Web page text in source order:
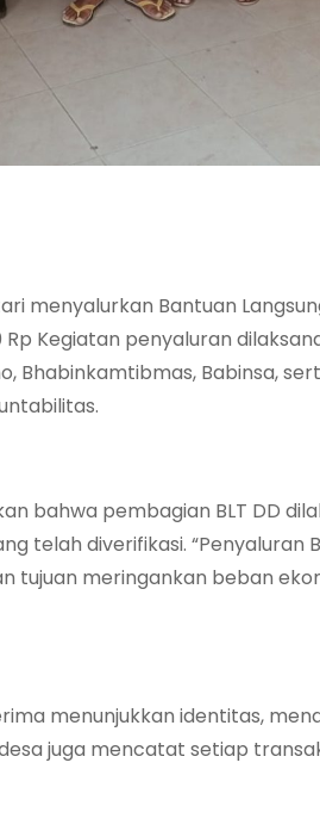
menyalurkan Bantuan
Kegiatan penyaluran
Bhabinkamtibmas, Babinsa,
bahwa pembagian BLT DD
telah diverifikasi. “Penyaluran
meringankan beban
menunjukkan identitas,
juga mencatat setiap